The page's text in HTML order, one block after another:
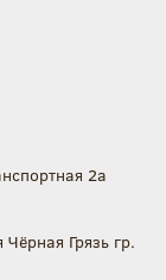
2а
Грязь гр.